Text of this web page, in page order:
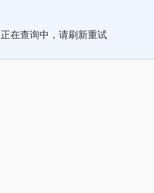
正在查询中，请刷新重试